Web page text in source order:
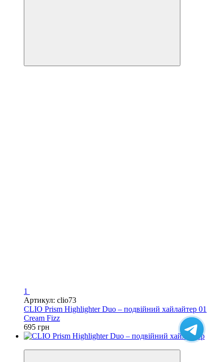
1
Артикул: clio73
CLIO Prism Highlighter Duo – подвійний хайлайтер 01
Cream Fizz
695 грн